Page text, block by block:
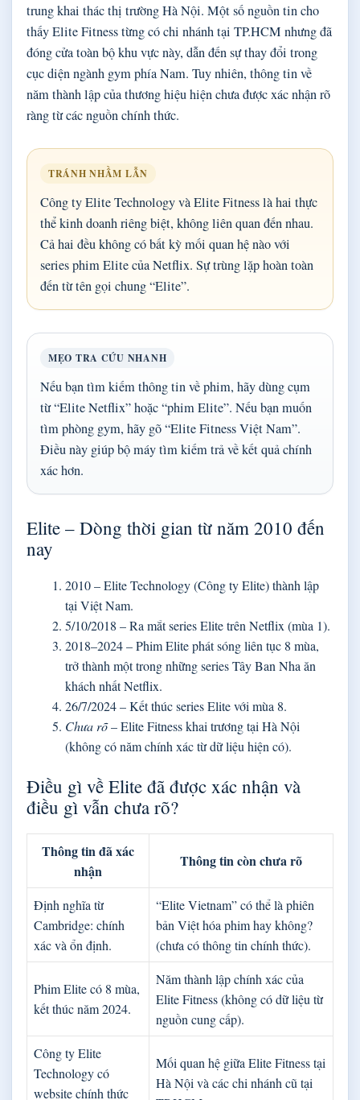
trung khai thác thị trường Hà Nội. Một số nguồn tin cho
thấy Elite Fitness từng có chi nhánh tại TP.HCM nhưng đã
đóng cửa toàn bộ khu vực này, dẫn đến sự thay đổi trong
cục diện ngành gym phía Nam. Tuy nhiên, thông tin về
năm thành lập của thương hiệu hiện chưa được xác nhận rõ
ràng từ các nguồn chính thức.
TRÁNH NHẦM LẪN
Công ty Elite Technology và Elite Fitness là hai thực
thể kinh doanh riêng biệt, không liên quan đến nhau.
Cả hai đều không có bất kỳ mối quan hệ nào với
series phim Elite của Netflix. Sự trùng lặp hoàn toàn
đến từ tên gọi chung “Elite”.
MẸO TRA CỨU NHANH
Nếu bạn tìm kiếm thông tin về phim, hãy dùng cụm
từ “Elite Netflix” hoặc “phim Elite”. Nếu bạn muốn
tìm phòng gym, hãy gõ “Elite Fitness Việt Nam”.
Điều này giúp bộ máy tìm kiếm trả về kết quả chính
xác hơn.
Elite – Dòng thời gian từ năm 2010 đến
nay
2010– Elite Technology (Công ty Elite) thành lập
tại Việt Nam.
5/10/2018 – Ra mắt series Elite trên Netflix (mùa 1).
2018–2024– Phim Elite phát sóng liên tục 8 mùa,
trở thành một trong những series Tây Ban Nha ăn
khách nhất Netflix.
26/7/2024– Kết thúc series Elite với mùa 8.
Chưa rõ– Elite Fitness khai trương tại Hà Nội
(không có năm chính xác từ dữ liệu hiện có).
Điều gì về Elite đã được xác nhận và
điều gì vẫn chưa rõ?
Thông tin đã xác
nhận
Thông tin còn chưa rõ
Định nghĩa từ
Cambridge: chính
xác và ổn định.
“Elite Vietnam” có thể là phiên
bản Việt hóa phim hay không?
(chưa có thông tin chính thức).
Phim Elite có 8 mùa,
kết thúc năm 2024.
Năm thành lập chính xác của
Elite Fitness (không có dữ liệu từ
nguồn cung cấp).
Công ty Elite
Technology có
website chính thức
Mối quan hệ giữa Elite Fitness tại
Hà Nội và các chi nhánh cũ tại